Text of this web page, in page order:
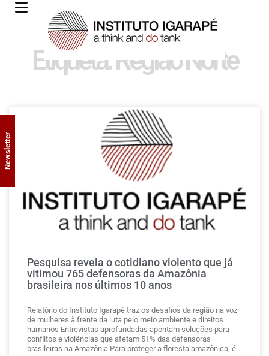
Etiqueta: Região Norte
Pesquisa revela o cotidiano violento que já
vitimou 765 defensoras da Amazônia
brasileira nos últimos 10 anos
Relatório do Instituto Igarapé traz os desafios da região na voz
de mulheres à frente da luta pelo meio ambiente e direitos
humanos Entrevistas aprofundadas apontam soluções para
conflitos e violências que afetam 51% das defensoras
brasileiras na Amazônia Para proteger a floresta amazônica, é
Newsletter